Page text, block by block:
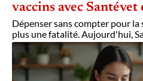
vaccins avec
Dépenser sans compter pour la
plus une fatalité. Aujourd'hui,